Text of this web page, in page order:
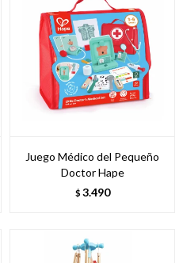
Juego Médico del Pequeño
Doctor Hape
$ 3.490